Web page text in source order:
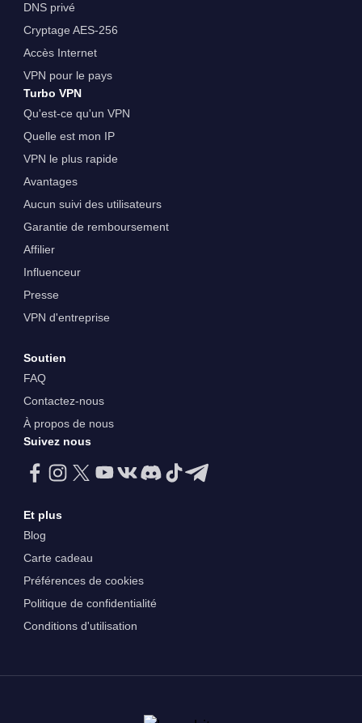
DNS privé
Cryptage AES-256
Accès Internet
VPN pour le pays
Turbo VPN
Qu'est-ce qu'un VPN
Quelle est mon IP
VPN le plus rapide
Avantages
Aucun suivi des utilisateurs
Garantie de remboursement
Affilier
Influenceur
Presse
VPN d'entreprise
Soutien
FAQ
Contactez-nous
À propos de nous
Suivez nous
Et plus
Blog
Carte cadeau
Préférences de cookies
Politique de confidentialité
Conditions d'utilisation